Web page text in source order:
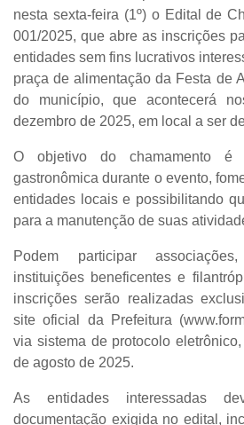
nesta sexta-feira (1º) o Edital de
001/2025, que abre as inscrições
entidades sem fins lucrativos
praça de alimentação da Festa de
do município, que acontecerá
dezembro de 2025, em local a ser
O objetivo do chamamento é
gastronômica durante o evento,
entidades locais e possibilitando
para a manutenção de suas
Podem participar
instituições beneficentes e
inscrições serão realizadas
site oficial da Prefeitura (
via sistema de protocolo
de agosto de 2025.
As entidades interessadas
documentação exigida no edital,